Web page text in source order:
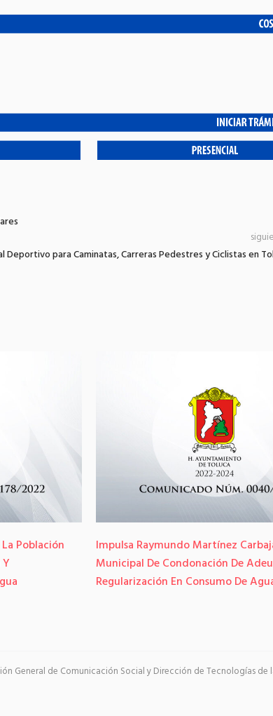
Deportivo para Caminatas, Carreras Pedestres y Ciclistas en
Población
Impulsa Raymundo Martínez
Municipal De Condonación De
Regularización En Consumo De
General de Comunicación Social y Dirección de Tecnologías